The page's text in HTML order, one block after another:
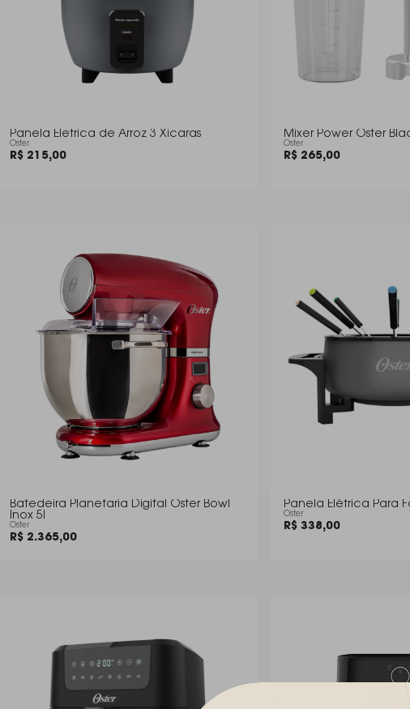
Panela Eletrica de Arroz 3 Xicaras
Oster
R$ 215,00
Mixer Power Oster
Oster
R$ 265,00
Batedeira Planetaria Digital Oster Bowl
Inox 5l
Oster
R$ 2.365,00
Panela Elétrica Para
Oster
R$ 338,00